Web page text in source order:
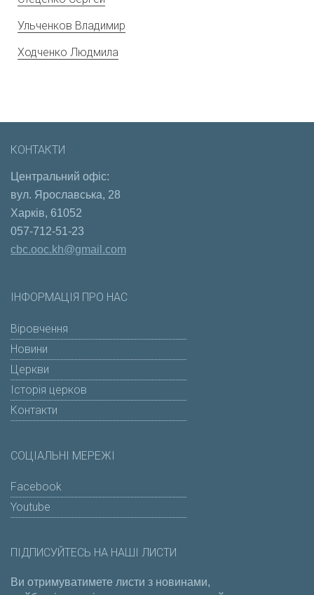
Ульченков Владимир
Ходченко Людмила
КОНТАКТИ
Центральний офіс:
вул. Ярославська, 28
Харків, 61052
057-712-51-23
cbc.ooc.kh@gmail.com
ІНФОРМАЦІЯ ПРО НАС
Віровчення
Новини
Церкви
Історія церков
Контакти
СОЦІАЛЬНІ МЕРЕЖІ
Facebook
Youtube
ПІДПИСУЙТЕСЬ НА НАШІ ЛИСТИ
Ви отримуватимете листи з новинами,